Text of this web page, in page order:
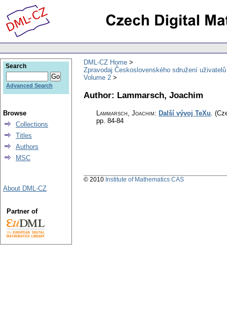
DML-CZ Home
Zpravodaj Československého sdružení uživatelů
Volume 2
Author: Lammarsch, Joachim
Lammarsch, Joachim: Další vývoj TeXu.
pp. 84-84
Search
Advanced Search
Browse
Collections
Titles
Authors
MSC
About DML-CZ
Partner of
© 2010 Institute of Mathematics CAS